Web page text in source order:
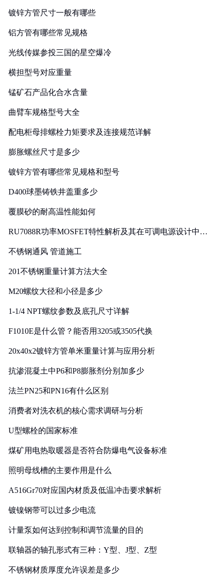
镀锌方管尺寸一般有哪些
铝方管有哪些常见规格
光线传媒参投三国的星空爆冷
横担型号对应重量
锰矿石产品化合水含量
曲臂车规格型号大全
配电柜母排螺栓力矩要求及连接规范详解
膨胀螺丝尺寸是多少
镀锌方管有哪些常见规格和型号
D400球墨铸铁井盖重多少
覆膜砂的耐高温性能如何
RU7088R功率MOSFET特性解析及其在可调电源设计中的
不锈钢通风 管道施工
201不锈钢重量计算方法大全
M20螺纹大径和小径是多少
1-1/4 NPT螺纹参数及底孔尺寸详解
F1010E是什么管？能否用3205或3505代换
20x40x2镀锌方管单米重量计算与应用分析
抗渗混凝土中P6和P8膨胀剂分别加多少
法兰PN25和PN16有什么区别
消费者对洗衣机的核心需求调研与分析
U型螺栓的国家标准
煤矿用电热取暖器是否符合防爆电气设备标准
照明母线槽的主要作用是什么
A516Gr70对应国内材质及低温冲击要求解析
镀镍钢带可以过多少电流
计量泵如何达到控制和调节流量的目的
联轴器的轴孔形式有三种：Y型、J型、Z型
不锈钢材质厚度允许误差是多少